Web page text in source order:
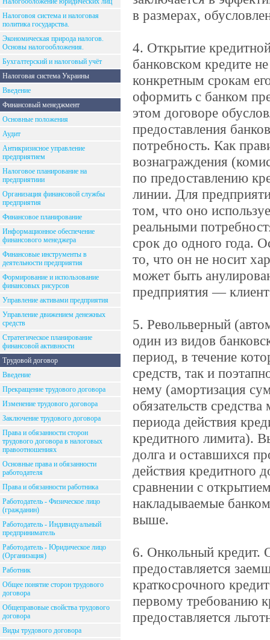
Налоговоя система и налоговая
политика государства.
Экономическая природа налогов.
Основы налогообложения.
Бухгалтерский и налоговый учёт
Налоговая система Украины
Введение
Финансовый менеджмент
Основные положения
Аудит
Антикризисное управление
предприятием
Налоговое планирование на
предприятиии
Организация финансовой службы
предприятия
Финансовое планирование
Информационное обеспечение
финансового менеджера
Финансовые инструменты в
деятельности предприятия
Формирование и использование
финансовых рисурсов
Управление активами предприятия
Управление движением денежных
средств
Стратегическое планирование
финансовой активности
Трудовой договор
Введение
Прекращение трудового договора
Изменение трудового договора
Заключение трудового договора
Права и обязанности сторон
трудового договора в налоговых
правоотношениях
Основные права и обязанности
работодателя
Права и обязанности работника
Работодатель - Физическое лицо
(гражданин)
Работодатель - Индивидуальный
предприниматель
Работодатель - Юридическое лицо
(Организация)
Работник
Общее понятие сторон трудового
договора
Общеправовые свойства трудового
договора
Виды трудового договора
в размерах,
4. Открытие
банковском кредите
конкретным срокам
оформить с банком
этом договоре
предоставления
потребность. Как
вознаграждения
по предоставлению
линии. Для
том, что оно
реальными
срок до одного года.
то, что он не носит
может быть
предприятия —
5. Револьверный
один из видов
период, в течение
средств, так и
нему (амортизация
обязательств
периода действия
кредитного лимита).
долга и оставшихся
действия кредитного
сравнении с
накладываемые
выше.
6. Онкольный кредит.
предоставляется
краткосрочного
первому требованию
предоставляется